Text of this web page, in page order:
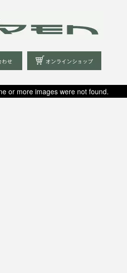
or more images were not found.